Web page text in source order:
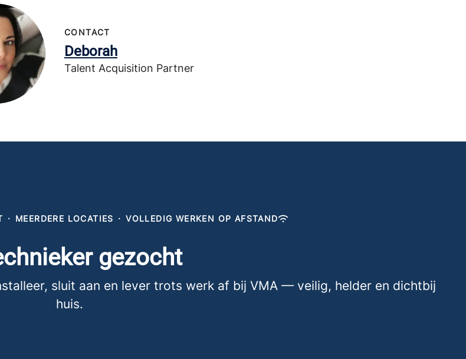
CONTACT
Deborah
Talent Acquisition Partner
· MEERDERE LOCATIES · VOLLEDIG WERKEN OP AFSTAND
gezocht
sluit aan en lever trots werk af bij VMA — veilig, helder en dichtbij
huis.